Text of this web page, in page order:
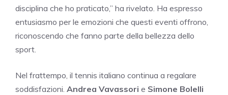
disciplina che ho praticato,” ha rivelato. Ha espresso
entusiasmo per le emozioni che questi eventi offrono,
riconoscendo che fanno parte della bellezza dello
sport.
Nel frattempo, il tennis italiano continua a regalare
soddisfazioni. Andrea Vavassori e Simone Bolelli